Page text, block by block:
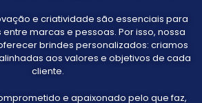
e criatividade são essenciais para
marcas e pessoas. Por isso, nossa
brindes personalizados: criamos
aos valores e objetivos de cada
cliente.
e apaixonado pelo que faz,